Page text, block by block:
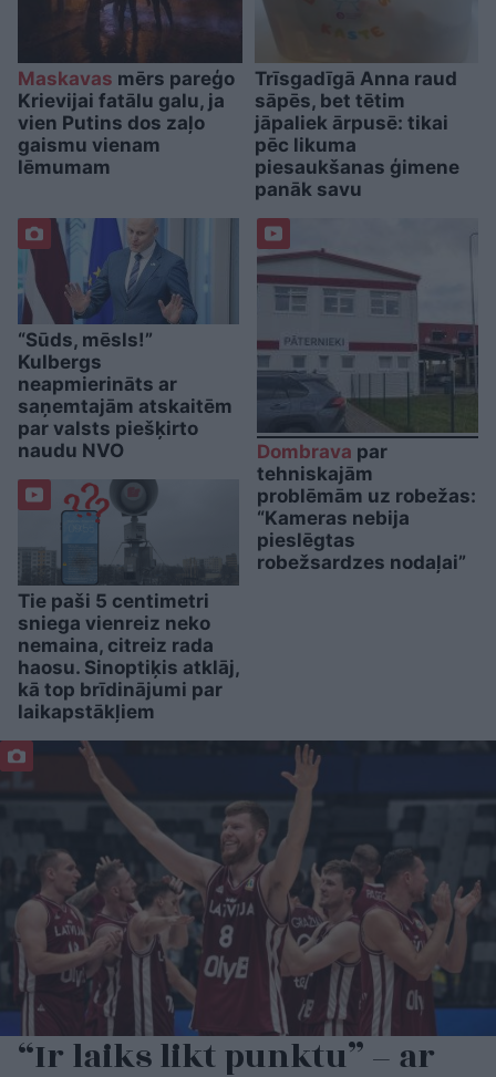
Maskavas mērs pareģo
Krievijai fatālu galu, ja
vien Putins dos zaļo
gaismu vienam
lēmumam
Trīsgadīgā Anna raud
sāpēs, bet tētim
jāpaliek ārpusē: tikai
pēc likuma
piesaukšanas ģimene
panāk savu
“Sūds, mēsls!”
Kulbergs
neapmierināts ar
saņemtajām atskaitēm
par valsts piešķirto
naudu NVO
Tie paši 5 centimetri
sniega vienreiz neko
nemaina, citreiz rada
haosu. Sinoptiķis atklāj,
kā top brīdinājumi par
laikapstākļiem
Dombrava par
tehniskajām
problēmām uz robežas:
“Kameras nebija
pieslēgtas
robežsardzes nodaļai”
“Ir laiks likt punktu” – ar